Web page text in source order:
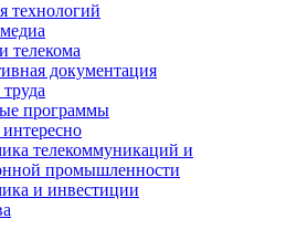
технологий
телекома
документация
программы
телекоммуникаций и
промышленности
и инвестиции